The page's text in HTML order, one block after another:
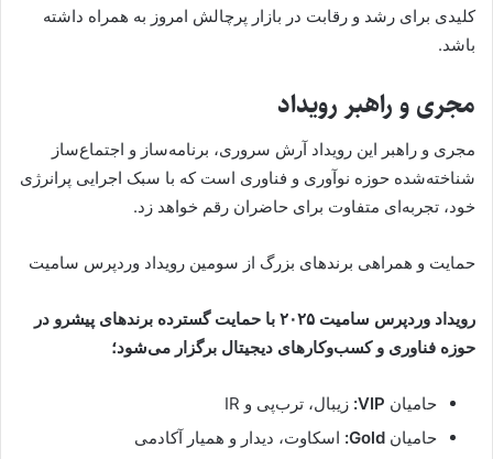
کلیدی برای رشد و رقابت در بازار پرچالش امروز به همراه داشته
باشد.
مجری و راهبر رویداد
مجری و راهبر این رویداد آرش سروری، برنامه‌ساز و اجتماع‌ساز
شناخته‌شده حوزه نوآوری و فناوری است که با سبک اجرایی پرانرژی
خود، تجربه‌ای متفاوت برای حاضران رقم خواهد زد.
حمایت و همراهی برندهای بزرگ از سومین رویداد وردپرس سامیت
رویداد وردپرس سامیت ۲۰۲۵ با حمایت گسترده برندهای پیشرو در
حوزه فناوری و کسب‌وکارهای دیجیتال برگزار می‌شود؛
حامیان VIP: زیبال، ترب‌پی و IR
حامیان Gold: اسکاوت، دیدار و همیار آکادمی